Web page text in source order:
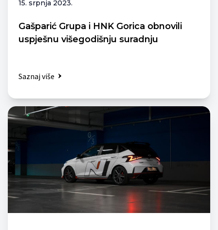
15. srpnja 2023.
Gašparić Grupa i HNK Gorica obnovili
uspješnu višegodišnju suradnju
Saznaj više